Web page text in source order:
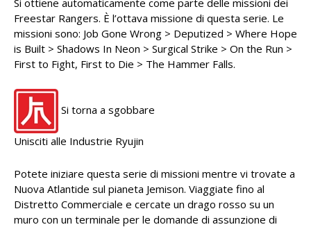
Si ottiene automaticamente come parte delle missioni dei
Freestar Rangers. È l’ottava missione di questa serie. Le
missioni sono: Job Gone Wrong > Deputized > Where Hope
is Built > Shadows In Neon > Surgical Strike > On the Run >
First to Fight, First to Die > The Hammer Falls.
Si torna a sgobbare
Unisciti alle Industrie Ryujin
Potete iniziare questa serie di missioni mentre vi trovate a
Nuova Atlantide sul pianeta Jemison. Viaggiate fino al
Distretto Commerciale e cercate un drago rosso su un
muro con un terminale per le domande di assunzione di